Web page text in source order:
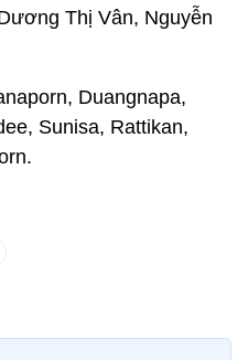
Thị Vân, Nguyễn
Duangnapa,
Sunisa, Rattikan,